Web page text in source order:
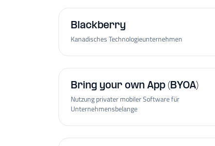
Blackberry
Kanadisches Technologieunternehmen
Bring your own App (BYOA)
Nutzung privater mobiler Software für
Unternehmensbelange